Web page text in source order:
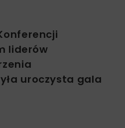
liderów
uroczysta gala